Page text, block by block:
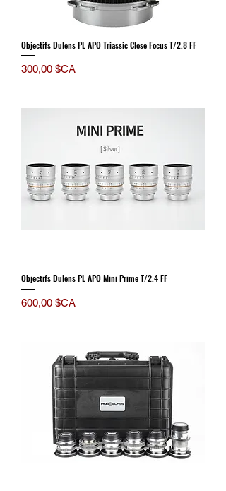
Objectifs Dulens PL APO Triassic Close Focus T/2.8 FF
Prix
300,00 $CA
Objectifs Dulens PL APO Mini Prime T/2.4 FF
Prix
600,00 $CA